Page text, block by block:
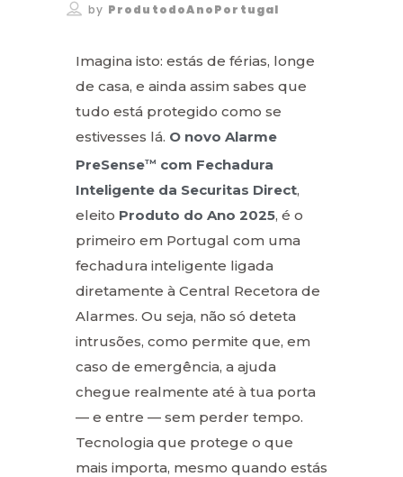
by ProdutodoAnoPortugal
Imagina isto: estás de férias, longe
de casa, e ainda assim sabes que
tudo está protegido como se
estivesses lá. O novo Alarme
PreSenseTM
com Fechadura
Inteligente da Securitas Direct,
eleito Produto do Ano 2025, é o
primeiro em Portugal com uma
fechadura inteligente ligada
diretamente à Central Recetora de
Alarmes. Ou seja, não só deteta
intrusões, como permite que, em
caso de emergência, a ajuda
chegue realmente até à tua porta
— e entre — sem perder tempo.
Tecnologia que protege o que
mais importa, mesmo quando estás